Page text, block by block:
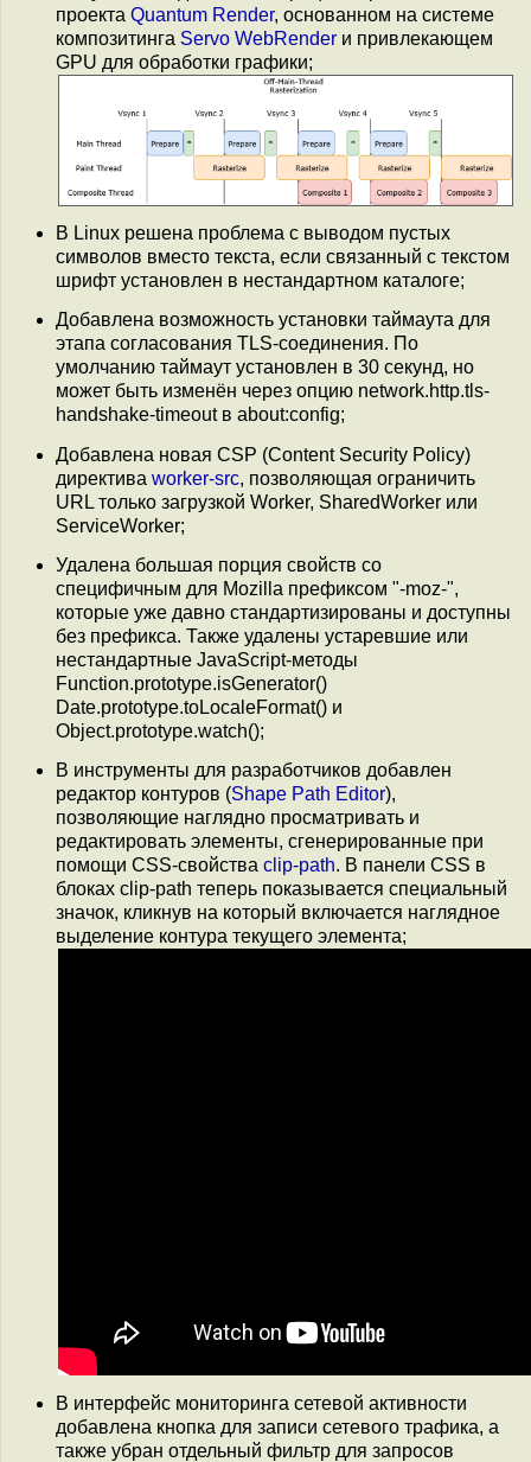
проекта Quantum Render, основанном на системе
композитинга Servo WebRender и привлекающем
GPU для обработки графики;
В Linux решена проблема с выводом пустых
символов вместо текста, если связанный с текстом
шрифт установлен в нестандартном каталоге;
Добавлена возможность установки таймаута для
этапа согласования TLS-соединения. По
умолчанию таймаут установлен в 30 секунд, но
может быть изменён через опцию network.http.tls-
handshake-timeout в about:config;
Добавлена новая CSP (Content Security Policy)
директива worker-src, позволяющая ограничить
URL только загрузкой Worker, SharedWorker или
ServiceWorker;
Удалена большая порция свойств со
специфичным для Mozilla префиксом "-moz-",
которые уже давно стандартизированы и доступны
без префикса. Также удалены устаревшие или
нестандартные JavaScript-методы
Function.prototype.isGenerator()
Date.prototype.toLocaleFormat() и
Object.prototype.watch();
В инструменты для разработчиков добавлен
редактор контуров (Shape Path Editor),
позволяющие наглядно просматривать и
редактировать элементы, сгенерированные при
помощи CSS-свойства clip-path. В панели CSS в
блоках clip-path теперь показывается специальный
значок, кликнув на который включается наглядное
выделение контура текущего элемента;
В интерфейс мониторинга сетевой активности
добавлена кнопка для записи сетевого трафика, а
также убран отдельный фильтр для запросов